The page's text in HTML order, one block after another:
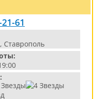
61
Ставрополь